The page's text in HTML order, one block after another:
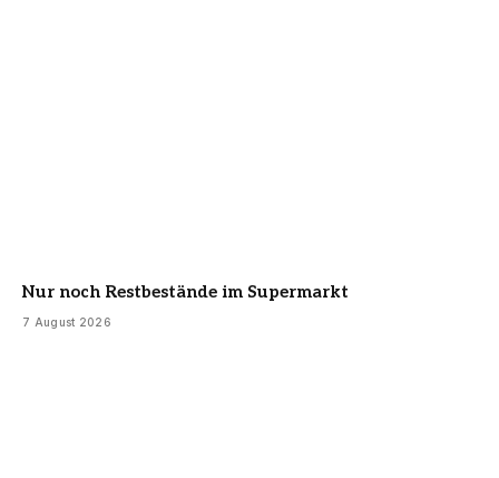
Nur noch Restbestände im Supermarkt
7 August 2026